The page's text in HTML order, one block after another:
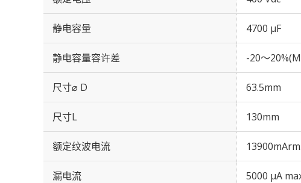
静电容量 4700 µF
静电容量容许差 -20～
尺寸⌀ D 63.5mm
尺寸L 130mm
额定纹波电流
漏电流 5000 μA